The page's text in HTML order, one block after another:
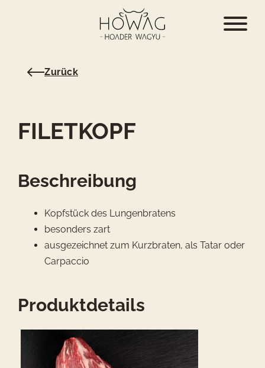
Zurück
FILETKOPF
Beschreibung
Kopfstück des Lungenbratens
besonders zart
ausgezeichnet zum Kurzbraten, als Tatar oder
Carpaccio
Produktdetails